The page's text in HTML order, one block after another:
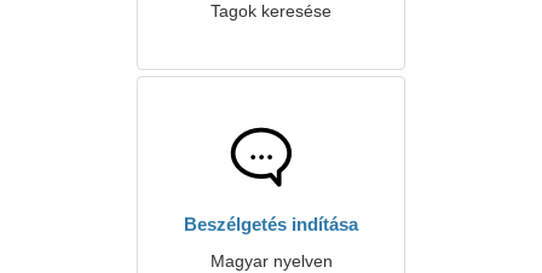
Tagok keresése
Beszélgetés indítása
Magyar nyelven